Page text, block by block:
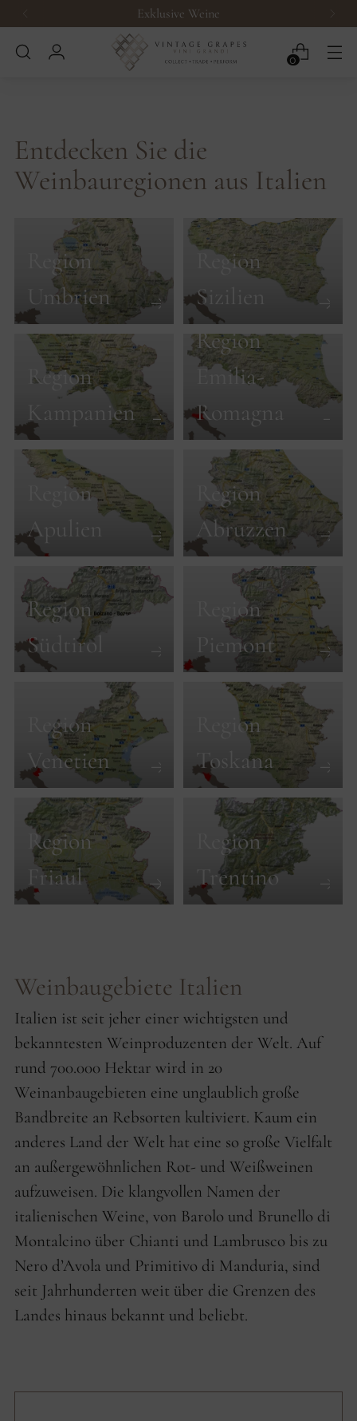
Exklusive Weine
0
Entdecken Sie die
Weinbauregionen aus Italien
Region
Umbrien
Region
Sizilien
Region
Kampanien
Region
Emilia-
Romagna
Region
Apulien
Region
Abruzzen
Region
Südtirol
Region
Piemont
Region
Venetien
Region
Toskana
Region
Friaul
Region
Trentino
Weinbaugebiete Italien
Italien ist seit jeher einer wichtigsten und
bekanntesten Weinproduzenten der Welt. Auf
rund 700.000 Hektar wird in 20
Weinanbaugebieten eine unglaublich große
Bandbreite an Rebsorten kultiviert. Kaum ein
anderes Land der Welt hat eine so große Vielfalt
an außergewöhnlichen Rot- und Weißweinen
aufzuweisen. Die klangvollen Namen der
italienischen Weine, von Barolo und Brunello di
Montalcino über Chianti und Lambrusco bis zu
Nero d’Avola und Primitivo di Manduria, sind
seit Jahrhunderten weit über die Grenzen des
Landes hinaus bekannt und beliebt.